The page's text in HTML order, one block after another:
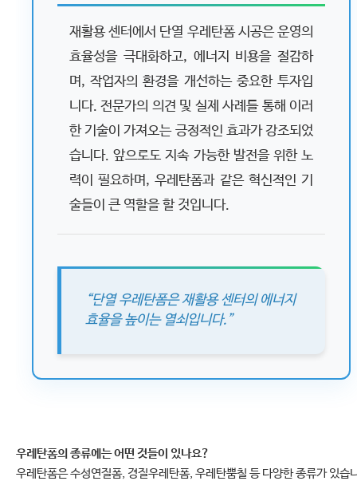
재활용 센터에서 단열 우레탄폼 시공은 운영의
효율성을 극대화하고, 에너지 비용을 절감하
며, 작업자의 환경을 개선하는 중요한 투자입
니다. 전문가의 의견 및 실제 사례를 통해 이러
한 기술이 가져오는 긍정적인 효과가 강조되었
습니다. 앞으로도 지속 가능한 발전을 위한 노
력이 필요하며, 우레탄폼과 같은 혁신적인 기
술들이 큰 역할을 할 것입니다.
“단열 우레탄폼은 재활용 센터의 에너지
효율을 높이는 열쇠입니다.”
우레탄폼의 종류에는 어떤 것들이 있나요?
우레탄폼은 수성연질폼, 경질우레탄폼, 우레탄뿜칠 등 다양한 종류가 있습